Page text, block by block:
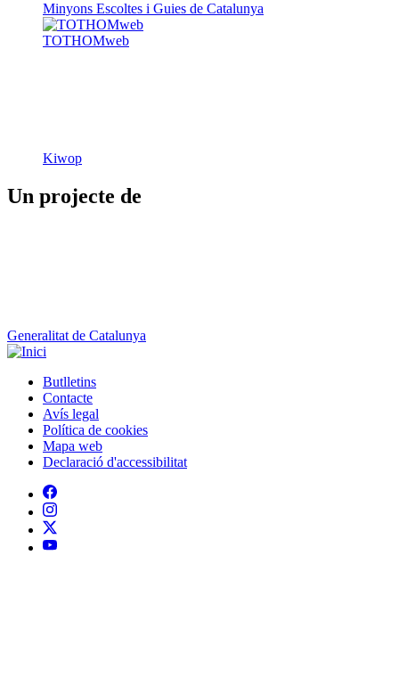
Minyons Escoltes i Guies de Catalunya
TOTHOMweb
Kiwop
Un projecte de
Generalitat de Catalunya
Peu
Butlletins
Contacte
Avís legal
Política de cookies
Mapa web
Declaració d'accessibilitat